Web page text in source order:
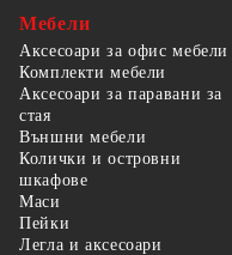
Мебели
Аксесоари за офис мебели
Комплекти мебели
Аксесоари за паравани за
стая
Външни мебели
Колички и островни
шкафове
Маси
Пейки
Легла и аксесоари